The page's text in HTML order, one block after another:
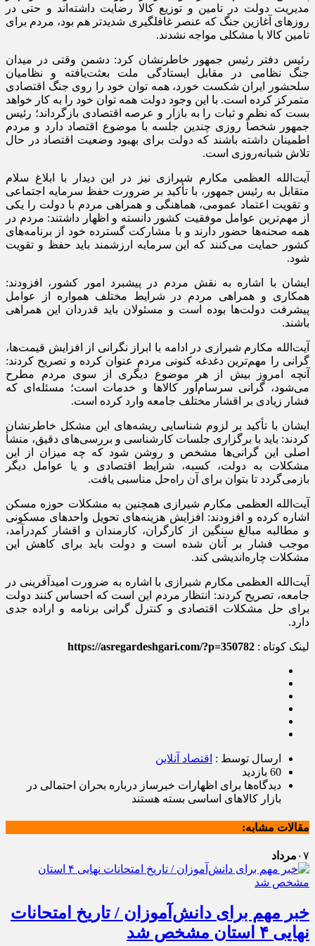
مدیریت دولت در تامین و توزیع کالا رضایت داشته‌اند و حتی در
روز‌های آغازین جنگ که عنصر غافلگیری شدیدتر هم بود، مردم برای
تامین کالا با مشکلی مواجه نشدند.
رئیس دفتر رئیس جمهور خاطرنشان کرد: دشمن وقتی در میدان
جنگ نظامی در مقابل ایستادگی ملت بعثت‌یافته و نظامیان
سلحشور ایران شکست خورد، همه توان خود را روی جنگ اقتصادی
متمرکز کرده است. با این وجود دولت همه توان خود را به کار خواهد
بست که نظم و ثبات را به بازار و عرصه اقتصادی بازگرداند؛ رئیس
جمهور شخصاً روزی چندین جلسه با موضوع اقتصاد دارد و مردم
اطمینان داشته باشند که دولت برای بهبود وضعیت اقتصاد در حال
تلاش شبانه‌روزی است.
آیت‌الله العظمی مکارم شیرازی نیز در این دیدار با ابلاغ سلام
متقابل به رئیس جمهور، با تأکید بر ضرورت حفظ سرمایه اجتماعی
و تقویت اعتماد عمومی، هماهنگی و همراهی مردم با دولت را یکی
از مهم‌ترین عوامل موفقیت کشور دانسته و اظهار داشتند: مردم در
همه صحنه‌ها حضور دارند و با مشارکت گسترده خود از برنامه‌های
کشور حمایت می‌کنند که این سرمایه ارزشمند باید حفظ و تقویت
شود.
ایشان با اشاره به نقش مردم در پیشبرد امور کشور، افزودند:
همکاری و همراهی مردم در شرایط مختلف همواره از عوامل
پیشرفت دولت‌ها بوده است و مسئولان باید قدردان این همراهی
باشند.
آیت‌الله مکارم شیرازی در ادامه با ابراز نگرانی از افزایش قیمت‌ها،
گرانی را مهم‌ترین دغدغه کنونی مردم عنوان کرده و تصریح کردند:
آنچه امروز بیش از هر موضوع دیگری از سوی مردم مطرح
می‌شود، گرانی سرسام‌آور کالا‌ها و خدمات است؛ مسئله‌ای که
فشار زیادی بر اقشار مختلف جامعه وارد کرده است.
ایشان با تأکید بر لزوم شناسایی ریشه‌های این مشکل خاطرنشان
کردند: باید با برگزاری جلسات کارشناسی و بررسی‌های دقیق، منشأ
اصلی این گرانی‌ها مشخص و روشن شود که چه میزان از این
مشکلات به دولت، کسبه، شرایط اقتصادی و یا عوامل دیگر
بازمی‌گردد تا بتوان برای آن راه‌حل مناسبی یافت.
آیت‌الله العظمی مکارم شیرازی همچنین به مشکلات حوزه مسکن
اشاره کرده و افزودند: افزایش هزینه‌های تحویل واحد‌های مسکونی
و مطالبه مبالغ سنگین از کارگران، کارمندان و اقشار کم‌درآمد،
موجب فشار بر آنان شده است و دولت باید برای کاهش این
مشکلات چاره‌اندیشی کند.
آیت‌الله العظمی مکارم شیرازی با اشاره به ضرورت امیدآفرینی در
جامعه، تصریح کردند: انتظار مردم این است که احساس کنند دولت
برای حل مشکلات اقتصادی و کنترل گرانی برنامه و اراده جدی
دارد.
لینک کوتاه : https://asregardeshgari.com/?p=350782
ارسال توسط : اقتصاد آنلاین
60 بازدید
دیدگاه‌ها برای اظهارات خبرساز درباره بحران احتمالی در
بازار کالاهای اساسی بسته هستند
مقالات مشابه:
۰۷ مرداد
خبر مهم برای دانش‌آموزان / تاریخ امتحانات
نهایی ۴ استان مشخص شد